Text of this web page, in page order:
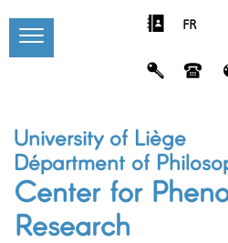
FR
University of Liège
Départment of
Center for
Research